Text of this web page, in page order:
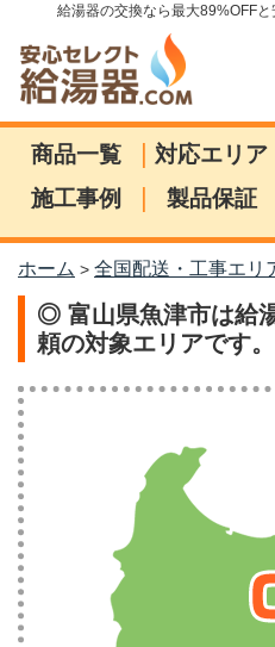
給湯器の交換なら最大89%OFF
商品一覧 | 対応エリア
施工事例
| 製品保証
ホーム > 全国配送・工事エリ
◎ 富山県魚津市は給
頼の対象エリアです。